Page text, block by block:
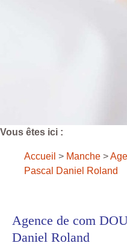
Vous êtes ici :
Accueil > Manche >
Pascal Daniel Roland
Agence de com
Daniel Roland